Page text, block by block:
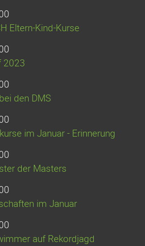
Eltern-Kind-Kurse
2023
den DMS
im Januar - Erinnerung
der Masters
im Januar
auf Rekordjagd